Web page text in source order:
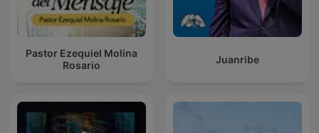
Pastor Ezequiel Molina
Rosario
Juanribe